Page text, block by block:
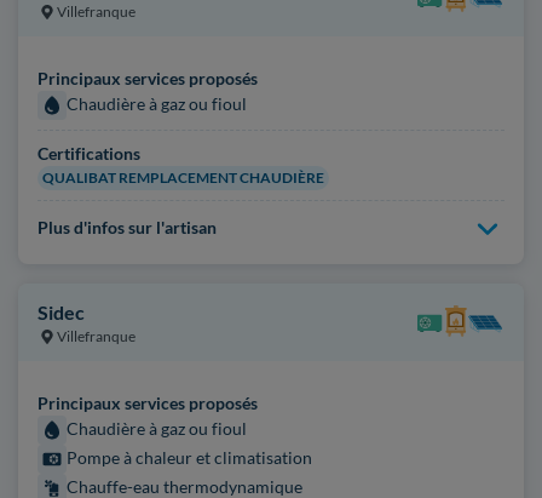
Villefranque
Principaux services proposés
Chaudière à gaz ou fioul
Certifications
QUALIBAT REMPLACEMENT CHAUDIÈRE
Plus d'infos sur l'artisan
Sidec
Villefranque
Principaux services proposés
Chaudière à gaz ou fioul
Pompe à chaleur et climatisation
Chauffe-eau thermodynamique